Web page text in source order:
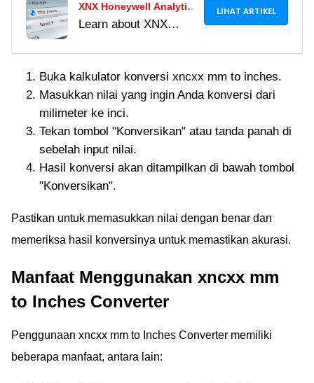
XNX Honeywell Analytics
XNX Gas Detector
Learn about XNX
Calibration, including
the introduction, main
features, and
calibration process.
LIHAT ARTIKEL
Buka kalkulator konversi xncxx mm to inches.
Masukkan nilai yang ingin Anda konversi dari
milimeter ke inci.
Tekan tombol "Konversikan" atau tanda panah di
sebelah input nilai.
Hasil konversi akan ditampilkan di bawah tombol
"Konversikan".
Pastikan untuk memasukkan nilai dengan benar dan
memeriksa hasil konversinya untuk memastikan akurasi.
Manfaat Menggunakan xncxx mm
to Inches Converter
Penggunaan xncxx mm to Inches Converter memiliki
beberapa manfaat, antara lain: